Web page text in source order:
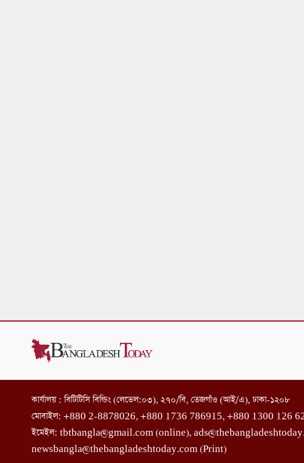
কার্যালয় : বিটিটিসি বিল্ডিং (লেভেল:০৩), ২৭০/বি, তেজগাঁও (আই/এ), ঢাকা-১২০৮
মোবাইল: +880 2-8878026, +880 1736 786915, +880 1300 126
ইমেইল: tbtbangla@gmail.com (online),
newsbangla@thebangladeshtoday.com (Print)